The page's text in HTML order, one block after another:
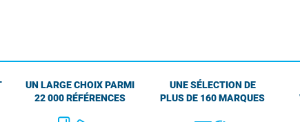
UN LARGE CHOIX PARMI
22 000 RÉFÉRENCES
UNE SÉLECTION DE
PLUS DE 160 MARQUES